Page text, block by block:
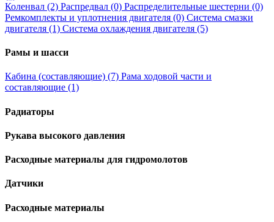
Коленвал (2) Распредвал (0) Распределительные шестерни (0)
Ремкомплекты и уплотнения двигателя (0) Система смазки
двигателя (1) Система охлаждения двигателя (5)
Рамы и шасси
Кабина (составляющие) (7) Рама ходовой части и
составляющие (1)
Радиаторы
Рукава высокого давления
Расходные материалы для гидромолотов
Датчики
Расходные материалы